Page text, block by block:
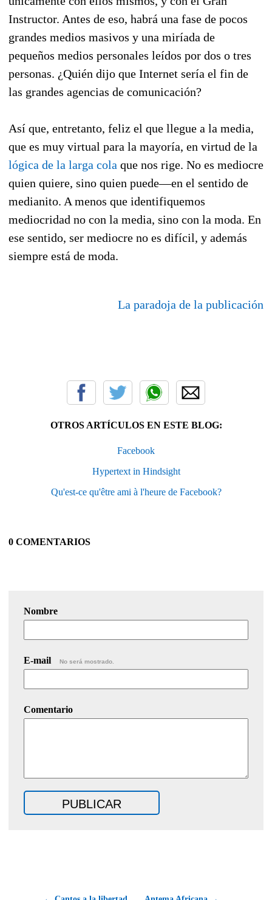
Instructor. Antes de eso, habrá una fase de pocos
grandes medios masivos y una miríada de
pequeños medios personales leídos por dos o tres
personas. ¿Quién dijo que Internet sería el fin de
las grandes agencias de comunicación?
Así que, entretanto, feliz el que llegue a la media,
que es muy virtual para la mayoría, en virtud de la
lógica de la larga cola que nos rige. No es mediocre
quien quiere, sino quien puede—en el sentido de
medianito. A menos que identifiquemos
mediocridad no con la media, sino con la moda. En
ese sentido, ser mediocre no es difícil, y además
siempre está de moda.
La paradoja de la publicación
OTROS ARTÍCULOS EN ESTE BLOG:
Facebook
Hypertext in Hindsight
Qu'est-ce qu'être ami à l'heure de Facebook?
0 COMENTARIOS
Nombre
E-mail No será mostrado.
Comentario